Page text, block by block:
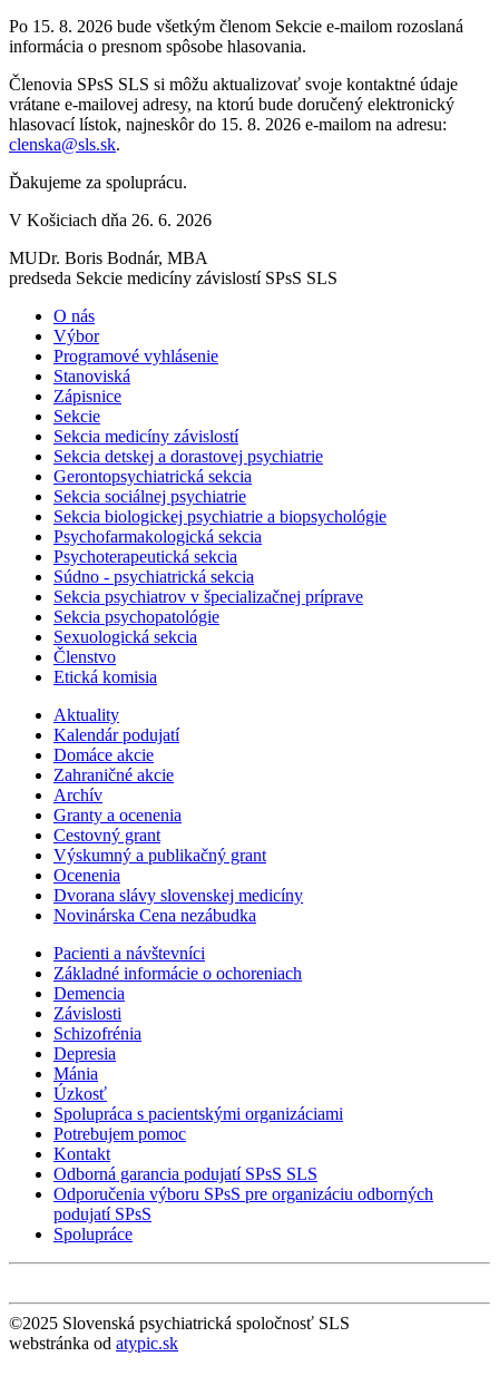
Po 15. 8. 2026 bude všetkým členom Sekcie e-mailom rozoslaná
informácia o presnom spôsobe hlasovania.
Členovia SPsS SLS si môžu aktualizovať svoje kontaktné údaje
vrátane e-mailovej adresy, na ktorú bude doručený elektronický
hlasovací lístok, najneskôr do 15. 8. 2026 e-mailom na adresu:
clenska@sls.sk.
Ďakujeme za spoluprácu.
V Košiciach dňa 26. 6. 2026
MUDr. Boris Bodnár, MBA
predseda Sekcie medicíny závislostí SPsS SLS
O nás
Výbor
Programové vyhlásenie
Stanoviská
Zápisnice
Sekcie
Sekcia medicíny závislostí
Sekcia detskej a dorastovej psychiatrie
Gerontopsychiatrická sekcia
Sekcia sociálnej psychiatrie
Sekcia biologickej psychiatrie a biopsychológie
Psychofarmakologická sekcia
Psychoterapeutická sekcia
Súdno - psychiatrická sekcia
Sekcia psychiatrov v špecializačnej príprave
Sekcia psychopatológie
Sexuologická sekcia
Členstvo
Etická komisia
Aktuality
Kalendár podujatí
Domáce akcie
Zahraničné akcie
Archív
Granty a ocenenia
Cestovný grant
Výskumný a publikačný grant
Ocenenia
Dvorana slávy slovenskej medicíny
Novinárska Cena nezábudka
Pacienti a návštevníci
Základné informácie o ochoreniach
Demencia
Závislosti
Schizofrénia
Depresia
Mánia
Úzkosť
Spolupráca s pacientskými organizáciami
Potrebujem pomoc
Kontakt
Odborná garancia podujatí SPsS SLS
Odporučenia výboru SPsS pre organizáciu odborných
podujatí SPsS
Spolupráce
©2025 Slovenská psychiatrická spoločnosť SLS
webstránka od atypic.sk